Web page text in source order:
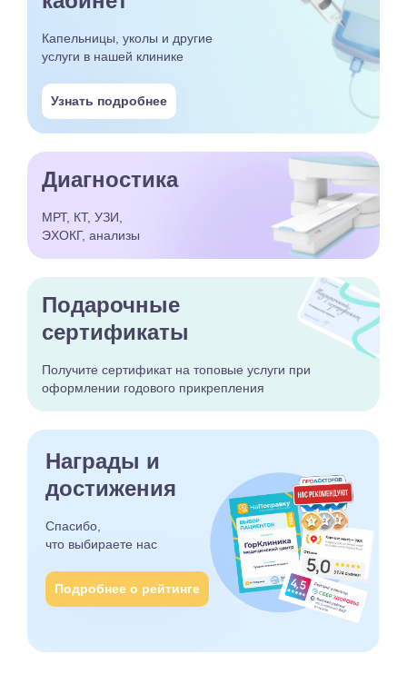
Капельницы, уколы и другие
услуги в нашей клинике
Узнать подробнее
Диагностика
МРТ, КТ, УЗИ,
ЭХОКГ, анализы
Подарочные
сертификаты
Получите сертификатна топовые услуги при
оформлении годового прикрепления
Награды и
достижения
Спасибо,
что выбираете нас
Подробнее о рейтинге